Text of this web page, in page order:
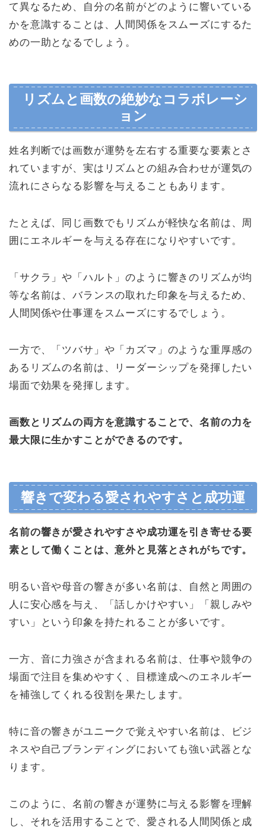
て異なるため、自分の名前がどのように響いている
かを意識することは、人間関係をスムーズにするた
めの一助となるでしょう。
リズムと画数の絶妙なコラボレーシ
ョン
姓名判断では画数が運勢を左右する重要な要素とさ
れていますが、実はリズムとの組み合わせが運気の
流れにさらなる影響を与えることもあります。
たとえば、同じ画数でもリズムが軽快な名前は、周
囲にエネルギーを与える存在になりやすいです。
「サクラ」や「ハルト」のように響きのリズムが均
等な名前は、バランスの取れた印象を与えるため、
人間関係や仕事運をスムーズにするでしょう。
一方で、「ツバサ」や「カズマ」のような重厚感の
あるリズムの名前は、リーダーシップを発揮したい
場面で効果を発揮します。
画数とリズムの両方を意識することで、名前の力を
最大限に生かすことができるのです。
響きで変わる愛されやすさと成功運
名前の響きが愛されやすさや成功運を引き寄せる要
素として働くことは、意外と見落とされがちです。
明るい音や母音の響きが多い名前は、自然と周囲の
人に安心感を与え、「話しかけやすい」「親しみや
すい」という印象を持たれることが多いです。
一方、音に力強さが含まれる名前は、仕事や競争の
場面で注目を集めやすく、目標達成へのエネルギー
を補強してくれる役割を果たします。
特に音の響きがユニークで覚えやすい名前は、ビジ
ネスや自己ブランディングにおいても強い武器とな
ります。
このように、名前の響きが運勢に与える影響を理解
し、それを活用することで、愛される人間関係と成